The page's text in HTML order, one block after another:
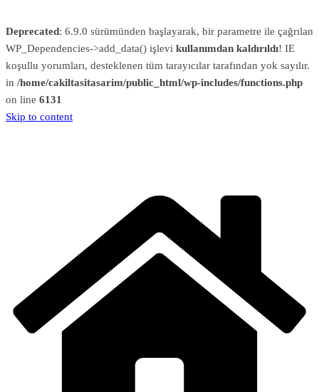
Deprecated: 6.9.0 sürümünden başlayarak, bir parametre ile çağrılan
WP_Dependencies->add_data() işlevi kullanımdan kaldırıldı! IE
koşullu yorumları, desteklenen tüm tarayıcılar tarafından yok sayılır.
in /home/cakiltasitasarim/public_html/wp-includes/functions.php
on line 6131
Skip to content